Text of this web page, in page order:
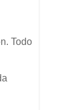
Todo